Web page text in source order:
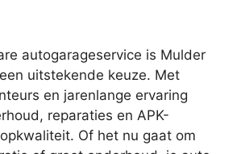
autogarageservice is Mulder
uitstekende keuze. Met
en jarenlange ervaring
reparaties en APK-
Of het nu gaat om